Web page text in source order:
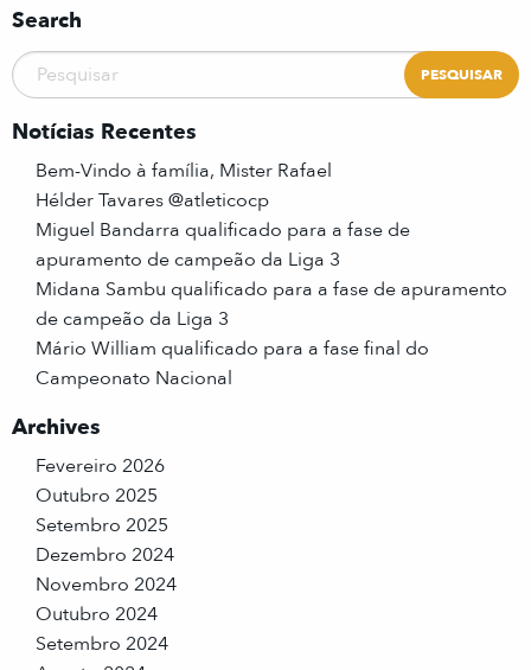
Search
Notícias Recentes
Bem-Vindo à família, Mister Rafael
Hélder Tavares @atleticocp
Miguel Bandarra qualificado para a fase de
apuramento de campeão da Liga 3
Midana Sambu qualificado para a fase de apuramento
de campeão da Liga 3
Mário William qualificado para a fase final do
Campeonato Nacional
Archives
Fevereiro 2026
Outubro 2025
Setembro 2025
Dezembro 2024
Novembro 2024
Outubro 2024
Setembro 2024